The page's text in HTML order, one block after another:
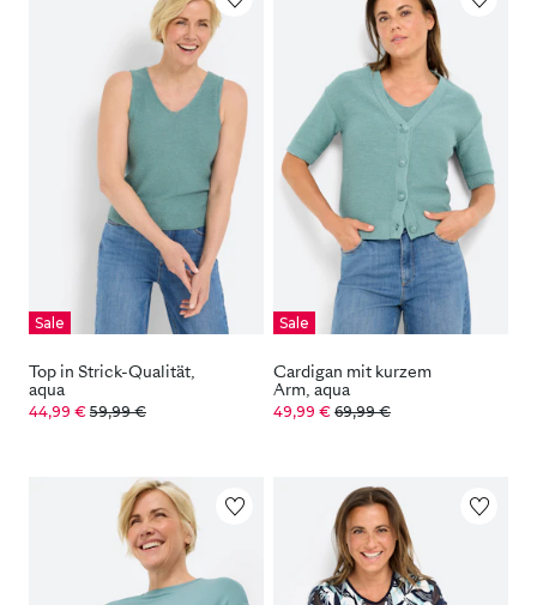
Sale
Top in Strick-Qualität,
aqua
44,99 € 59,99 €
Sale
Cardigan mit kurzem
Arm, aqua
49,99 € 69,99 €